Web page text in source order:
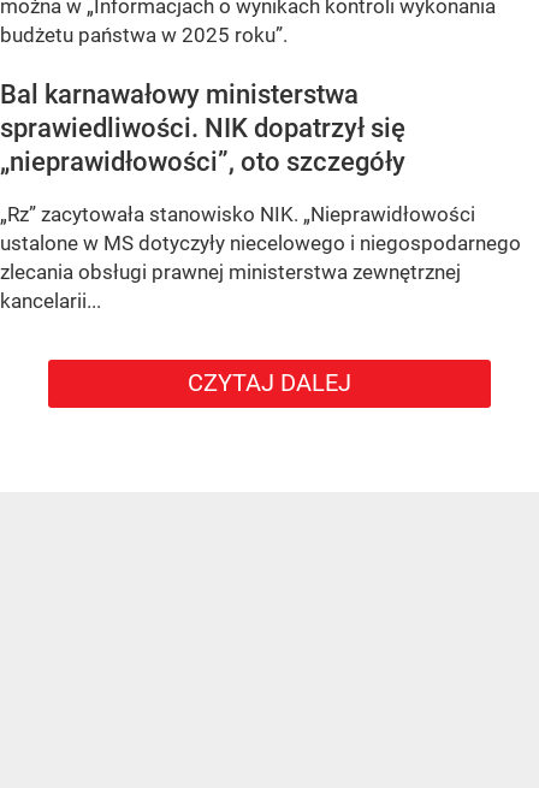
można w „Informacjach o wynikach kontroli wykonania
budżetu państwa w 2025 roku”.
Bal karnawałowy ministerstwa
sprawiedliwości. NIK dopatrzył się
„nieprawidłowości”, oto szczegóły
„Rz” zacytowała stanowisko NIK. „Nieprawidłowości
ustalone w MS dotyczyły niecelowego i niegospodarnego
zlecania obsługi prawnej ministerstwa zewnętrznej
kancelarii...
CZYTAJ DALEJ